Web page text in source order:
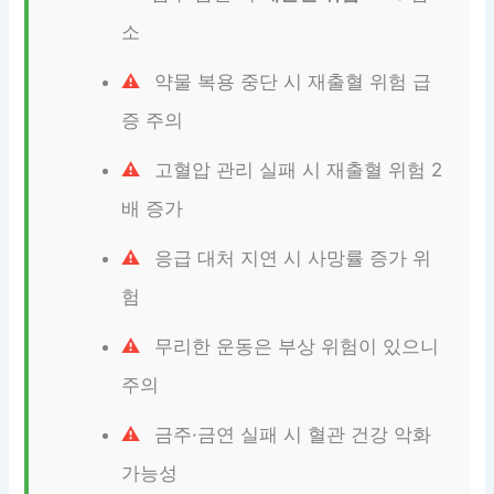
소
약물 복용 중단 시 재출혈 위험 급
증 주의
고혈압 관리 실패 시 재출혈 위험 2
배 증가
응급 대처 지연 시 사망률 증가 위
험
무리한 운동은 부상 위험이 있으니
주의
금주·금연 실패 시 혈관 건강 악화
가능성